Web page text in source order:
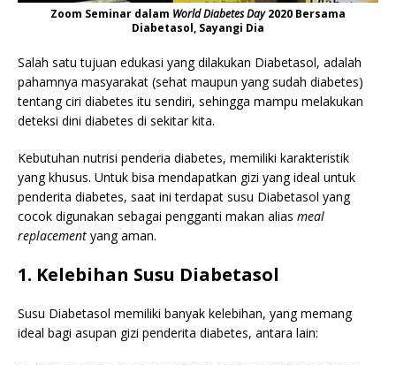
Zoom Seminar dalam World Diabetes Day2020 Bersama
Diabetasol, Sayangi Dia
Salah satu tujuan edukasi yang dilakukan Diabetasol, adalah
pahamnya masyarakat (sehat maupun yang sudah diabetes)
tentang ciri diabetes itu sendiri, sehingga mampu melakukan
deteksi dini diabetes di sekitar kita.
Kebutuhan nutrisi penderia diabetes, memiliki karakteristik
yang khusus. Untuk bisa mendapatkan gizi yang ideal untuk
penderita diabetes, saat ini terdapat susu Diabetasol yang
cocok digunakan sebagai pengganti makan alias meal
replacement yang aman.
1. Kelebihan Susu Diabetasol
Susu Diabetasol memiliki banyak kelebihan, yang memang
ideal bagi asupan gizi penderita diabetes, antara lain: